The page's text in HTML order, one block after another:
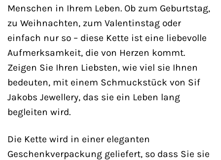
Menschen in Ihrem Leben. Ob zum Geburtstag,
zu Weihnachten, zum Valentinstag oder
einfach nur so – diese Kette ist eine liebevolle
Aufmerksamkeit, die von Herzen kommt.
Zeigen Sie Ihren Liebsten, wie viel sie Ihnen
bedeuten, mit einem Schmuckstück von Sif
Jakobs Jewellery, das sie ein Leben lang
begleiten wird.
Die Kette wird in einer eleganten
Geschenkverpackung geliefert, so dass Sie sie